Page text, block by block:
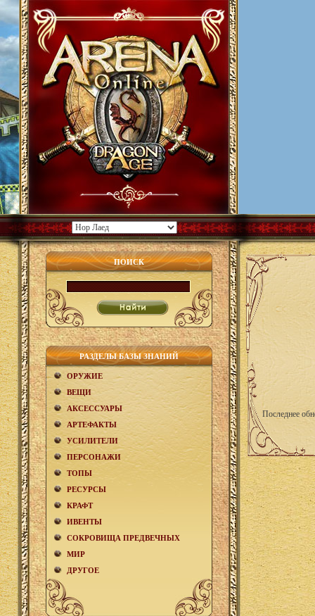
ПОИСК
РАЗДЕЛЫ БАЗЫ ЗНАНИЙ
ОРУЖИЕ
ВЕЩИ
АКCЕСCУАРЫ
АРТЕФАКТЫ
УСИЛИТЕЛИ
ПЕРСОНАЖИ
ТОПЫ
РЕСУРСЫ
КРАФТ
ИВЕНТЫ
СОКРОВИЩА ПРЕДВЕЧНЫХ
МИР
ДРУГОЕ
Последнее